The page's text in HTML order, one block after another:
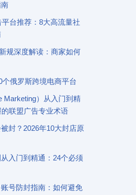
台推荐：8大高流量社
规深度解读：商家如何
个俄罗斯跨境电商平台
Marketing）从入门到精
联盟广告专业术语
封？2026年10大封店原
入门到精通：24个必须
号防封指南：如何避免